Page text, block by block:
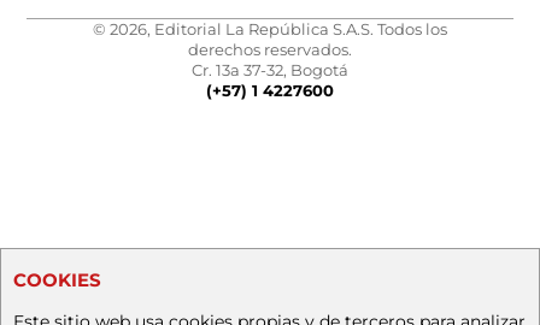
© 2026, Editorial La República S.A.S. Todos los
derechos reservados.
Cr. 13a 37-32, Bogotá
(+57) 1 4227600
COOKIES